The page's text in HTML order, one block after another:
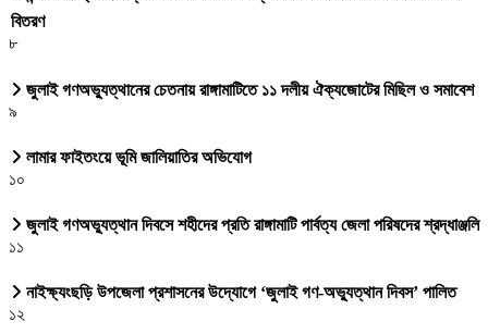
বিতরণ
৮
জুলাই গণঅভ্যুত্থানের চেতনায় রাঙ্গামাটিতে ১১ দলীয় ঐক্যজোটের মিছিল ও সমাবেশ
৯
লামার ফাইতংয়ে ভূমি জালিয়াতির অভিযোগ
১০
জুলাই গণঅভ্যুত্থান দিবসে শহীদের প্রতি রাঙ্গামাটি পার্বত্য জেলা পরিষদের শ্রদ্ধাঞ্জলি
১১
নাইক্ষ্যংছড়ি উপজেলা প্রশাসনের উদ্যোগে ‘জুলাই গণ-অভ্যুত্থান দিবস’ পালিত
১২